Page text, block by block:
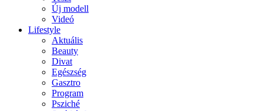
Új modell
Videó
Lifestyle
Aktuális
Beauty
Divat
Egészség
Gasztro
Program
Psziché